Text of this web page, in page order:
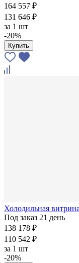
164 557 ₽
131 646 ₽
за 1 шт
-20%
Купить
Холодильная
Под заказ 21 день
138 178 ₽
110 542 ₽
за 1 шт
-20%